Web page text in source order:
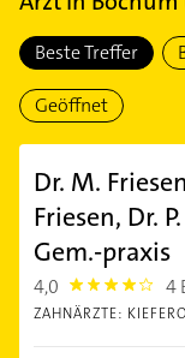
Beste Treffer
Geöffnet
Dr. M.
Friesen, Dr.
Gem.-praxis
4,0 4.0 4
ZAHNÄRZTE: